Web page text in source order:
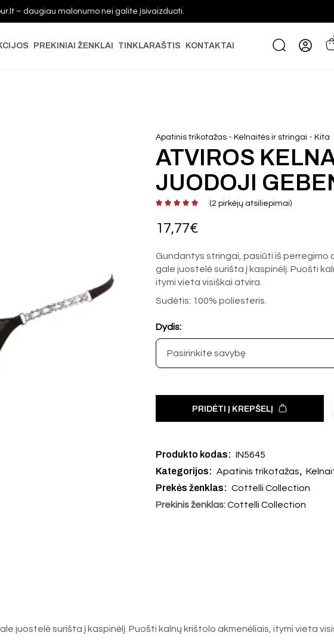
– daugiau malonumo nei galite įsivaizduoti.
PREKINIAI ŽENKLAI TINKLARAŠTIS KONTAKTAI
Apatinis trikotažas -Kelnaitės ir stringai -Kita
ATVIROS
JUODOJI
(2 pirkėjų atsiliepimai)
17,77€
Gundantys stringai, pasiūti iš perregimo
gale juostelė surišta į kaspinėlį. Puošti
itymi vieta visiškai atvira.
Sudėtis: 100% poliesteris.
Dydis:
PRIDĖTI Į KREPŠELĮ
Produkto kodas: IN5645
Kategorijos: Apatinis trikotažas,
Prekės ženklas: Cottelli Collection
Prekinis ženklas:Cottelli Collection
juostelė surišta į kaspinėlį. Puošti kalnų krištolo akmenėliais, itymi vieta